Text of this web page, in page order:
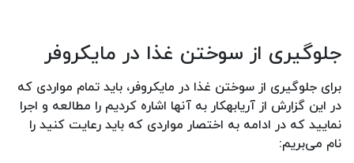
جلوگیری از سوختن غذا در مایکروفر
برای جلوگیری از سوختن غذا در مایکروفر، باید تمام مواردی که
در این گزارش از آریابهکار به آنها اشاره کردیم را مطالعه و اجرا
نمایید که در ادامه به اختصار مواردی که باید رعایت کنید را
نام می‌بریم: